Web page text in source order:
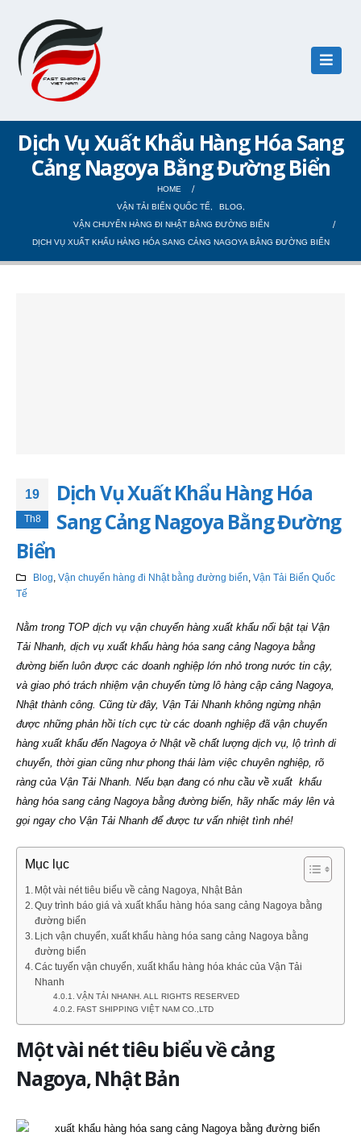
Dịch Vụ Xuất Khẩu Hàng Hóa Sang
Cảng Nagoya Bằng Đường Biển
HOME
VẬN TẢI BIỂN QUỐC TẾ
BLOG
VẬN CHUYỂN HÀNG ĐI NHẬT BẰNG ĐƯỜNG BIỂN
DỊCH VỤ XUẤT KHẨU HÀNG HÓA SANG CẢNG NAGOYA BẰNG ĐƯỜNG BIỂN
19
Th8
Dịch Vụ Xuất Khẩu Hàng Hóa
Sang Cảng Nagoya Bằng Đường
Biển
Blog Vận chuyển hàng đi Nhật bằng đường biển Vận Tải Biển Quốc
Tế
Nằm trong TOP dịch vụ vận chuyển hàng xuất khẩu nổi bật tại Vận
Tải Nhanh, dịch vụ xuất khẩu hàng hóa sang cảng Nagoya bằng
đường biển luôn được các doanh nghiệp lớn nhỏ trong nước tin cậy,
và giao phó trách nhiệm vận chuyển từng lô hàng cập cảng Nagoya,
Nhật thành công. Cũng từ đây, Vận Tải Nhanh không ngừng nhận
được những phản hồi tích cực từ các doanh nghiệp đã vận chuyển
hàng xuất khẩu đến Nagoya ở Nhật về chất lượng dịch vụ, lộ trình di
chuyển, thời gian cũng như phong thái làm việc chuyên nghiệp, rõ
ràng của Vận Tải Nhanh. Nếu bạn đang có nhu cầu về xuất khẩu
hàng hóa sang cảng Nagoya bằng đường biển, hãy nhấc máy lên và
gọi ngay cho Vận Tải Nhanh để được tư vấn nhiệt tình nhé!
Mục lục
Một vài nét tiêu biểu về cảng Nagoya, Nhật Bản
Quy trình báo giá và xuất khẩu hàng hóa sang cảng Nagoya bằng
đường biển
Lịch vận chuyển, xuất khẩu hàng hóa sang cảng Nagoya bằng
đường biển
Các tuyến vận chuyển, xuất khẩu hàng hóa khác của Vận Tải
Nhanh
VẬN TẢI NHANH. ALL RIGHTS RESERVED
FAST SHIPPING VIỆT NAM CO.,LTD
Một vài nét tiêu biểu về cảng
Nagoya, Nhật Bản